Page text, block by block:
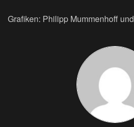
Grafiken: Philipp Mummenhoff und